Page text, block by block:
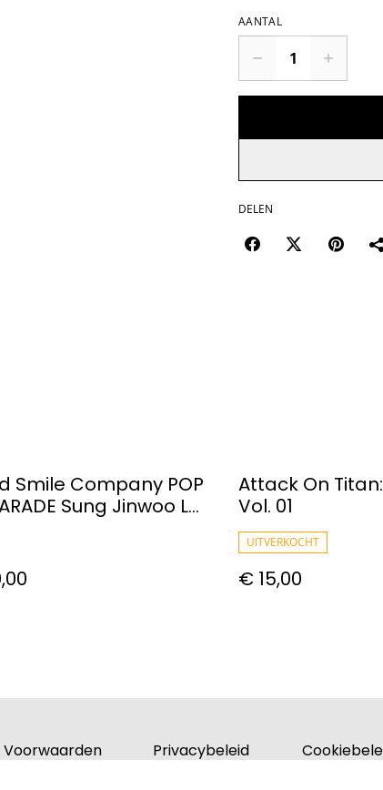
AANTAL
DELEN
Smile Company POP
Sung Jinwoo L
Attack On
Vol. 01
UITVERKOCHT
€ 15,00
Voorwaarden Privacybeleid